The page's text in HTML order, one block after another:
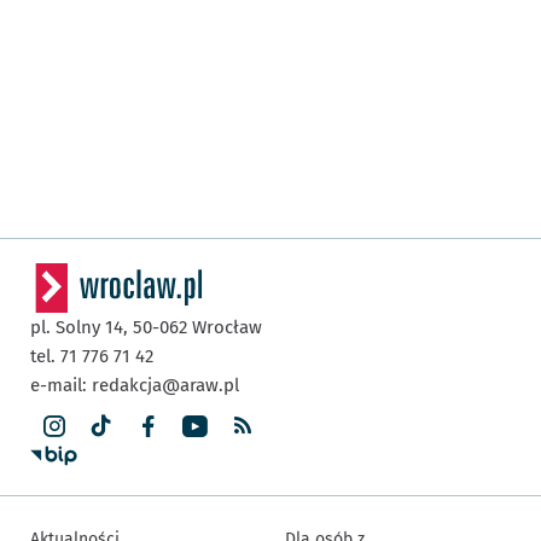
pl. Solny 14, 50-062 Wrocław
tel. 71 776 71 42
e-mail: redakcja@araw.pl